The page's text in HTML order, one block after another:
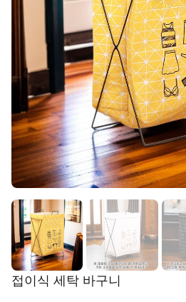
접이식 세탁 바구니